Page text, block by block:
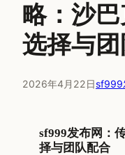
略：沙
选择与
2026年4月22日sf999
sf999发布网：
择与团队配合